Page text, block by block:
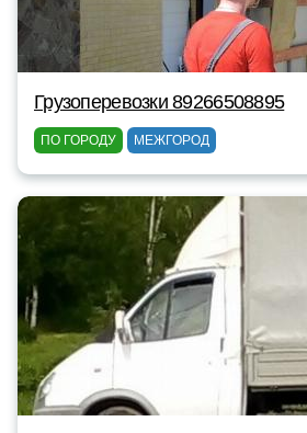
Грузоперевозки 89266508895
ПО ГОРОДУ МЕЖГОРОД